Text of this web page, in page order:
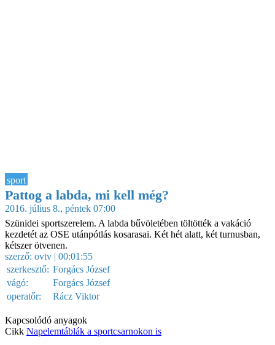
sport
Pattog a labda, mi kell még?
2016. július 8., péntek 07:00
Szünidei sportszerelem. A labda bűvöletében töltötték a vakáció
kezdetét az OSE utánpótlás kosarasai. Két hét alatt, két turnusban,
kétszer ötvenen.
szerző: ovtv | 00:01:55
szerkesztő: Forgács József
vágó:
Forgács József
operatőr:
Rácz Viktor
Kapcsolódó anyagok
Cikk Napelemtáblák a sportcsarnokon is